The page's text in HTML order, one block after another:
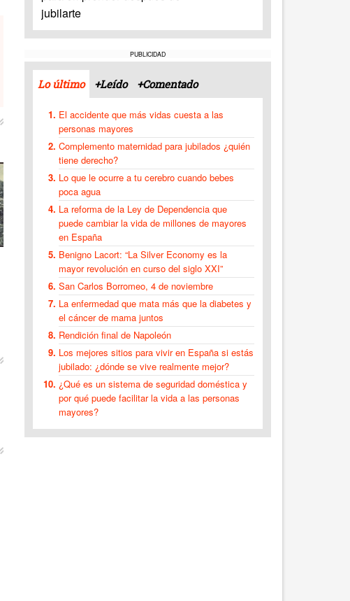
jubilarte
PUBLICIDAD
Lo último +Leído +Comentado
El accidente que más vidas cuesta a las
personas mayores
Complemento maternidad para jubilados ¿quién
tiene derecho?
Lo que le ocurre a tu cerebro cuando bebes
poca agua
La reforma de la Ley de Dependencia que
puede cambiar la vida de millones de mayores
en España
Benigno Lacort: “La Silver Economy es la
mayor revolución en curso del siglo XXI”
San Carlos Borromeo, 4 de noviembre
La enfermedad que mata más que la diabetes y
el cáncer de mama juntos
Rendición final de Napoleón
Los mejores sitios para vivir en España si estás
jubilado: ¿dónde se vive realmente mejor?
¿Qué es un sistema de seguridad doméstica y
por qué puede facilitar la vida a las personas
mayores?